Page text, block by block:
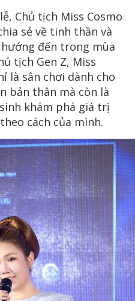
Chủ tịch Miss Cosmo
sẻ về tinh thần và
đến trong mùa
tịch Gen Z, Miss
là sân chơi dành cho
bản thân mà còn là
khám phá giá trị
cách của mình.